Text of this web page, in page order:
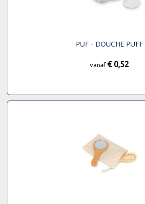
PUF - DOUCHE PUFF
vanaf € 0,52